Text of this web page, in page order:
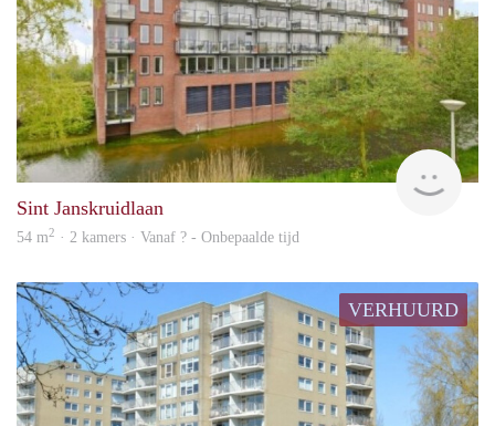
rent
Sint Janskruidlaan
54 m2 · 2 kamers · Vanaf ? - Onbepaalde tijd
VERHUURD